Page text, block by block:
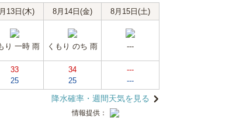
13日(木) 8月14日(金) 8月15日(土)
り 一時 雨 くもり のち 雨 ---
33
25
34
25
---
---
降水確率・週間天気を見る
情報提供：